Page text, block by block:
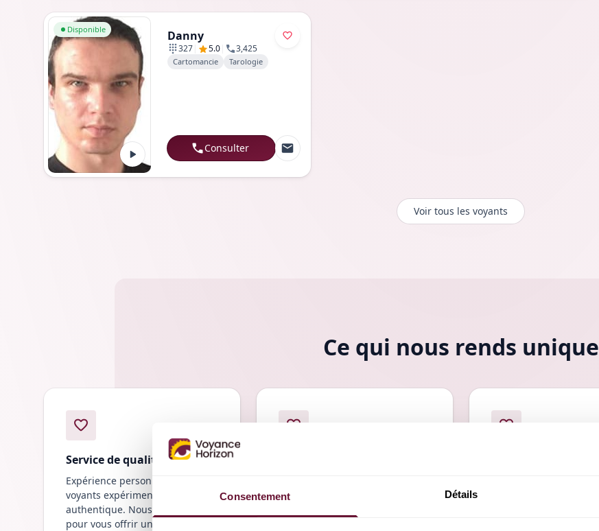
Consentement Détails
Aller au profil de Danny
Disponible Danny
327| 5.0| 3,425
Cartomancie Tarologie
Consulter
Voir tous les voyants
Ce qui nous rends unique
Service de qualité
Expérience personnalisée,
voyants expérimentés, guidance
authentique. Nous sommes là
pour vous offrir un soutien
mois avec nos promotions